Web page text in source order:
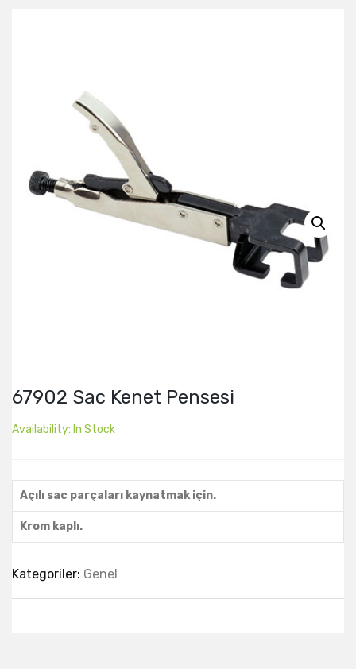
67902 Sac Kenet Pensesi
Availability: In Stock
Açılı sac parçaları kaynatmak için.
Krom kaplı.
Kategoriler: Genel